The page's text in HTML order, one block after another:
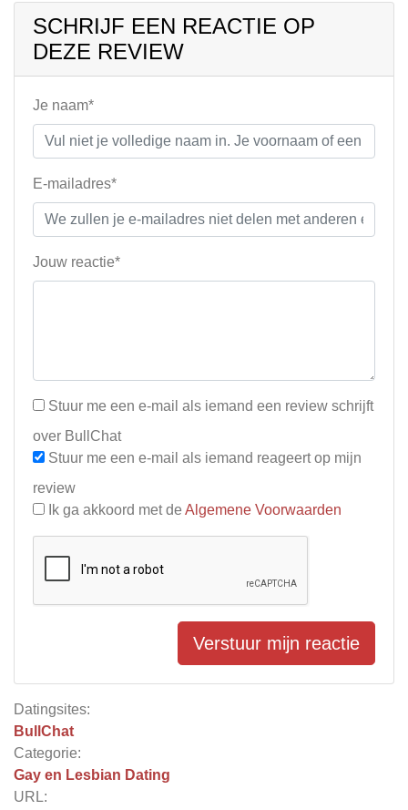
Datingsites:
BullChat
Categorie:
Gay en Lesbian Dating
URL:
SCHRIJF EEN REACTIE OP
DEZE REVIEW
Je naam*
E-mailadres*
Jouw reactie*
Stuur me een e-mail als iemand een review schrijft
over BullChat
Stuur me een e-mail als iemand reageert op mijn
review
Ik ga akkoord met de Algemene Voorwaarden
Verstuur mijn reactie